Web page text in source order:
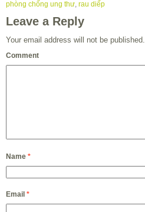
phòng chống ung thư, rau diếp
Leave a Reply
Your email address will not be published.
Comment
Name *
Email *